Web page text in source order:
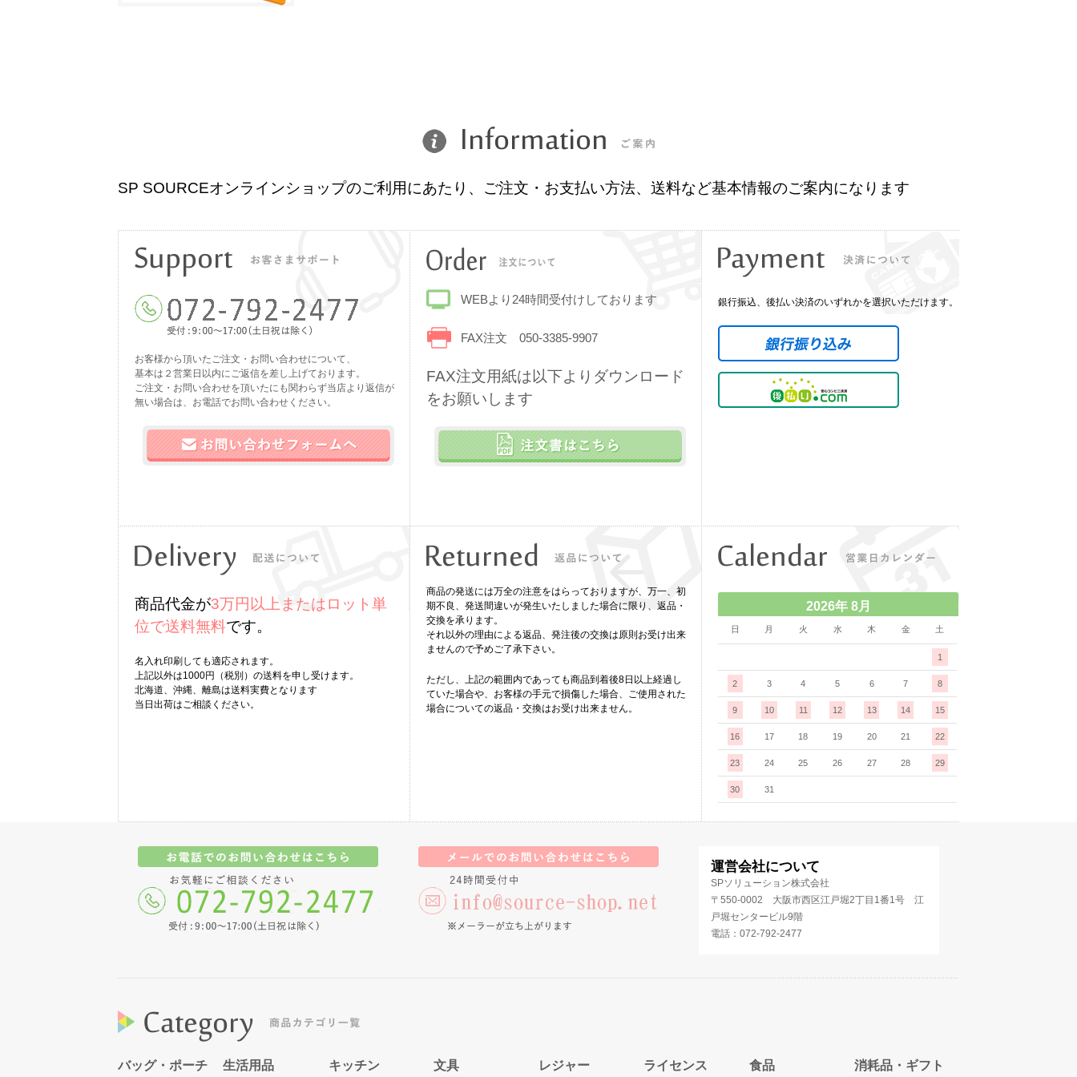
SP SOURCEオンラインショップのご利用にあたり、ご注文・お支払い方法、送料など基本情報のご案内になります
お客様から頂いたご注文・お問い合わせについて、
基本は２営業日以内にご返信を差し上げております。
ご注文・お問い合わせを頂いたにも関わらず当店より返信が
無い場合は、お電話でお問い合わせください。
WEBより24時間受付けしております
FAX注文 050-3385-9907
FAX注文用紙は以下よりダウンロード
をお願いします
銀行振込、後払い決済のいずれかを選択いただけます。
商品代金が3万円以上またはロット単
位で送料無料です。
名入れ印刷しても適応されます。
上記以外は1000円（税別）の送料を申し受けます。
北海道、沖縄、離島は送料実費となります
当日出荷はご相談ください。
商品の発送には万全の注意をはらっておりますが、万一、初
期不良、発送間違いが発生いたしました場合に限り、返品・
交換を承ります。
それ以外の理由による返品、発注後の交換は原則お受け出来
ませんので予めご了承下さい。
ただし、上記の範囲内であっても商品到着後8日以上経過し
ていた場合や、お客様の手元で損傷した場合、ご使用された
場合についての返品・交換はお受け出来ません。
2026年 8月
日 月 火 水 木 金 土
1
2 3 4 5 6 7 8
9 10 11 12 13 14 15
16 17 18 19 20 21 22
23 24 25 26 27 28 29
30 31
運営会社について
SPソリューション株式会社
〒550-0002 大阪市西区江戸堀2丁目1番1号 江
戸堀センタービル9階
電話：072-792-2477
バッグ・ポーチ 生活用品 キッチン 文具 レジャー ライセンス 食品 消耗品・ギフト